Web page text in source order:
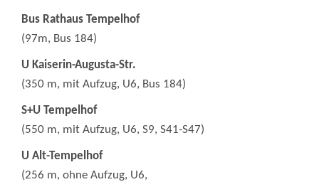
Bus Rathaus Tempelhof
(97m, Bus 184)
U Kaiserin-Augusta-Str.
(350 m, mit Aufzug, U6, Bus 184)
S+U Tempelhof
(550 m, mit Aufzug, U6, S9, S41-S47)
U Alt-Tempelhof
(256 m, ohne Aufzug, U6,